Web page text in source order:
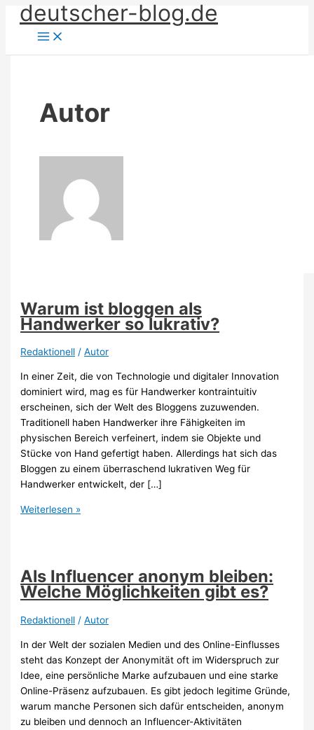
Zum
Inhalt
springen
deutscher-blog.de
Autor
Warum ist bloggen als
Handwerker so lukrativ?
Redaktionell /Autor
In einer Zeit, die von Technologie und digitaler Innovation
dominiert wird, mag es für Handwerker kontraintuitiv
erscheinen, sich der Welt des Bloggens zuzuwenden.
Traditionell haben Handwerker ihre Fähigkeiten im
physischen Bereich verfeinert, indem sie Objekte und
Stücke von Hand gefertigt haben. Allerdings hat sich das
Bloggen zu einem überraschend lukrativen Weg für
Handwerker entwickelt, der […]
Warum
Handwerker
so
lukrativ?
Weiterlesen »
Als Influencer anonym bleiben:
Welche Möglichkeiten gibt es?
Redaktionell /Autor
In der Welt der sozialen Medien und des Online-Einflusses
steht das Konzept der Anonymität oft im Widerspruch zur
Idee, eine persönliche Marke aufzubauen und eine starke
Online-Präsenz aufzubauen. Es gibt jedoch legitime Gründe,
warum manche Personen sich dafür entscheiden, anonym
zu bleiben und dennoch an Influencer-Aktivitäten